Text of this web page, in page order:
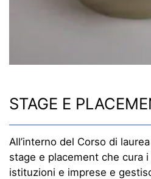
STAGE E
All’interno del Corso di
stage e placement che cura
istituzioni e imprese e